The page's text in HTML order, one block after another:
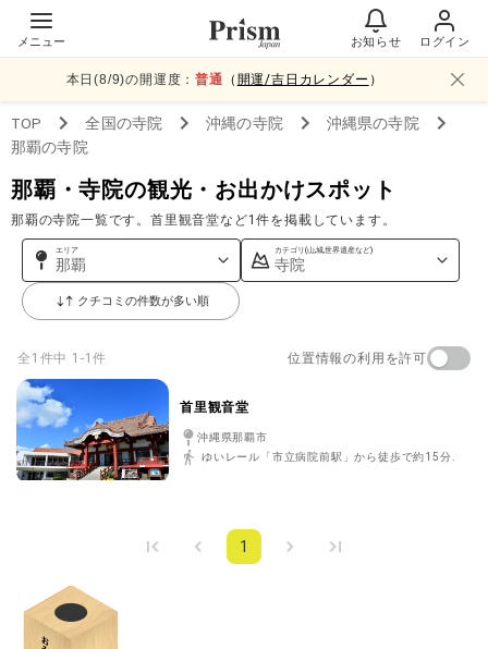
メニュー お知らせ ログイン
本日(8/9)の開運度：普通 （ 開運/吉日カレンダー ）
TOP 全国の寺院 沖縄の寺院 沖縄県の寺院
那覇の寺院
那覇・寺院の観光・お出かけスポット
那覇の寺院一覧です。首里観音堂など1件を掲載しています。
エリア
那覇
カテゴリ(山,城,世界遺産など)
寺院
クチコミの件数が多い順
全 1 件中 1-1件 位置情報の利用を許可
首里観音堂
沖縄県那覇市
ゆいレール「市立病院前駅」から徒歩で約15分.
1